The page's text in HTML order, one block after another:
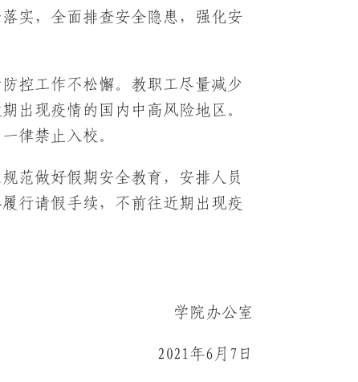
实，全面排查安全隐患，强化安
控工作不松懈。教职工尽量减少
出现疫情的国内中高风险地区。
律禁止入校。
范做好假期安全教育，安排人员
行请假手续，不前往近期出现疫
学院办公室
2021年6月7日